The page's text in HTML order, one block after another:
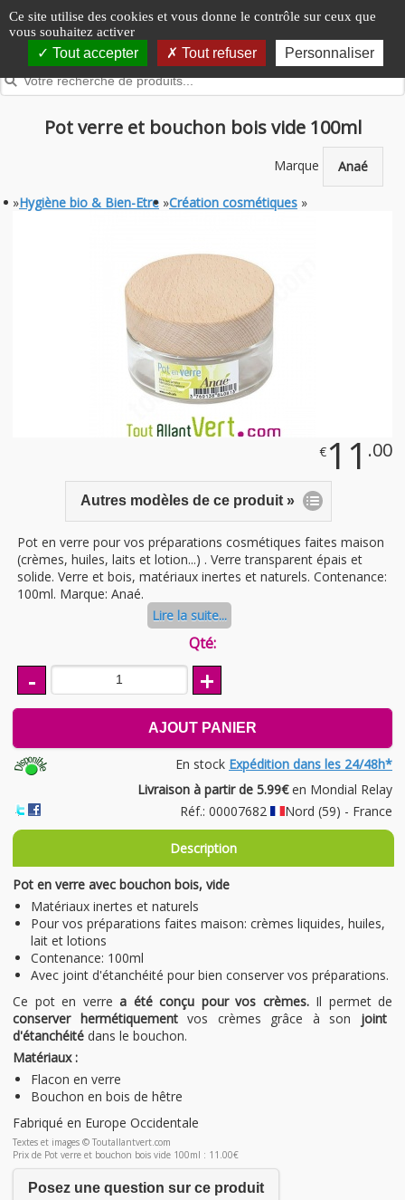
Panneau de gestion des cookies
Ce site utilise des cookies et vous donne le contrôle sur ceux que
vous souhaitez activer
Tout accepter Tout refuser Personnaliser
Pot verre et bouchon bois vide 100ml
Marque Anaé
»Hygiène bio & Bien-Etre »Création cosmétiques »
€ 11 .00
Autres modèles de ce produit »
Pot en verre pour vos préparations cosmétiques faites maison
(crèmes, huiles, laits et lotion...) . Verre transparent épais et
solide. Verre et bois, matériaux inertes et naturels. Contenance:
100ml. Marque: Anaé.
Lire la suite...
Qté:
- +
AJOUT PANIER
En stock Expédition dans les 24/48h*
Livraison à partir de 5.99€en Mondial Relay
Réf.: 00007682
Nord (59) - France
Description
Pot en verre avec bouchon bois, vide
Matériaux inertes et naturels
Pour vos préparations faites maison: crèmes liquides, huiles,
lait et lotions
Contenance: 100ml
Avec joint d'étanchéité pour bien conserver vos préparations.
Ce pot en verre a été conçu pour vos crèmes. Il permet de
conserver hermétiquement vos crèmes grâce à son joint
d'étanchéité dans le bouchon.
Matériaux :
Flacon en verre
Bouchon en bois de hêtre
Fabriqué en Europe Occidentale
Textes et images © Toutallantvert.com
Prix de Pot verre et bouchon bois vide 100ml : 11.00€
Posez une question sur ce produit